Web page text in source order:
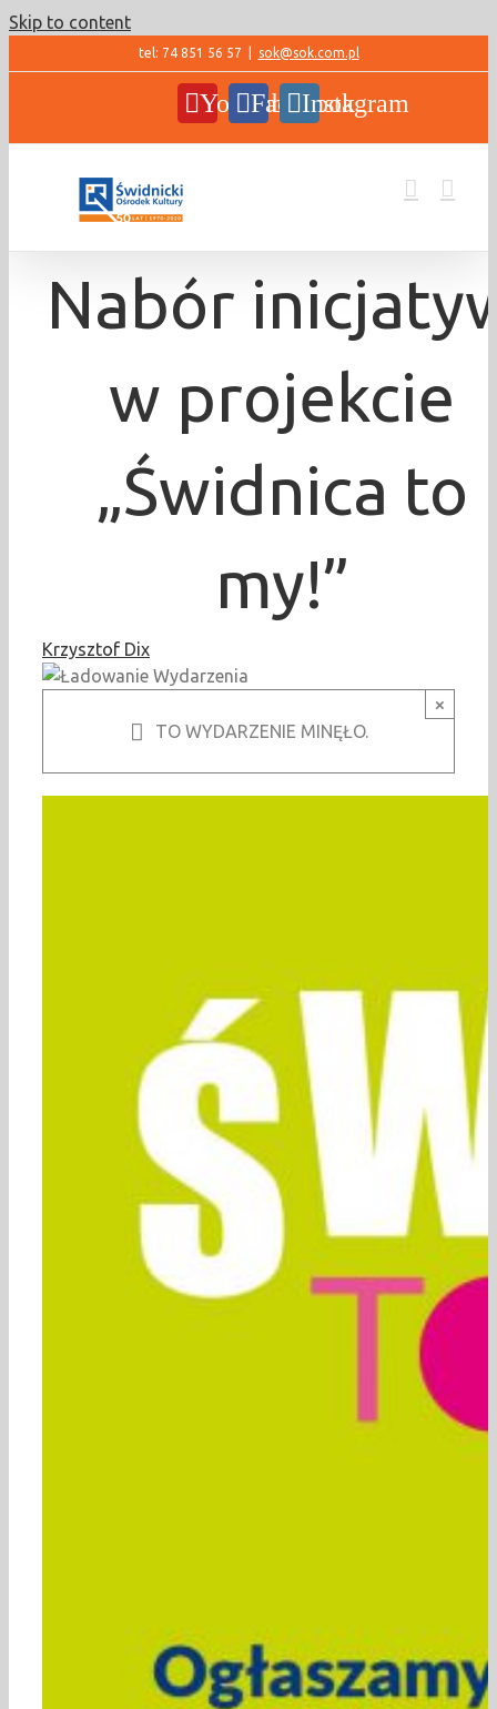
Skip to content
tel: 74 851 56 57 sok@sok.com.pl
YouTubeFacebookInstagram
Nabór
w projekcie
„Świdnica to
my!”
Krzysztof Dix
×
TO WYDARZENIE MINĘŁO.